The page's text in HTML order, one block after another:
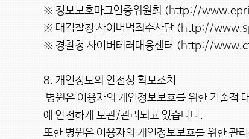
※ 정보보호마크인증위원회 (http://
※ 대검찰청 사이버범죄수사단 (http://
※ 경찰청 사이버테러대응센터 (http://
8. 개인정보의 안전성 확보조치
에 안전하게 보관/관리되고 있습니다.
또한 병원은 이용자의 개인정보보호를 위한 관